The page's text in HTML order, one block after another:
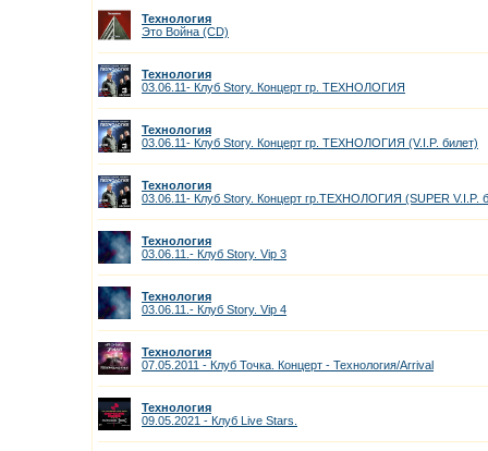
Технология
Это Война (CD)
Технология
03.06.11- Клуб Story. Концерт гр. ТЕХНОЛОГИЯ
Технология
03.06.11- Клуб Story. Концерт гр. ТЕХНОЛОГИЯ (V.I.P. билет)
Технология
03.06.11- Клуб Story. Концерт гр.ТЕХНОЛОГИЯ (SUPER V.I.P.
Технология
03.06.11.- Клуб Story. Vip 3
Технология
03.06.11.- Клуб Story. Vip 4
Технология
07.05.2011 - Клуб Точка. Концерт - Технология/Arrival
Технология
09.05.2021 - Клуб Live Stars.